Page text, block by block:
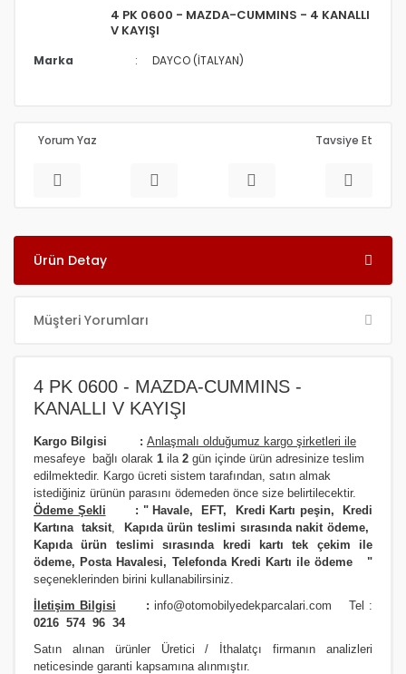
4 PK 0600 - MAZDA-CUMMINS - 4 KANALLI
V KAYIŞI
Marka DAYCO (İTALYAN)
Yorum Yaz Tavsiye Et
Ürün Detay
Müşteri Yorumları
4 PK 0600 - MAZDA-CUMMINS -
KANALLI V KAYIŞI
Kargo Bilgisi : Anlaşmalı olduğumuz kargo şirketleri ile
mesafeye bağlı olarak 1 ila 2 gün içinde ürün adresinize teslim
edilmektedir. Kargo ücreti sistem tarafından, satın almak
istediğiniz ürünün parasını ödemeden önce size belirtilecektir.
Ödeme Şekli : " Havale, EFT, Kredi Kartı peşin,
Kredi
Kartına taksit,
Kapıda ürün teslimi sırasında nakit ödeme,
Kapıda ürün teslimi sırasında kredi kartı tek çekim ile
ödeme, Posta Havalesi, Telefonda Kredi Kartı ile ödeme
"
seçeneklerinden birini kullanabilirsiniz.
İletişim Bilgisi : info@otomobilyedekparcalari.com Tel :
0216 574 96 34
Satın alınan ürünler Üretici / İthalatçı firmanın analizleri
neticesinde garanti kapsamına alınmıştır.